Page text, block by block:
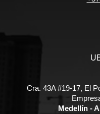
Cra. 43A #19-17, El
Medellín -